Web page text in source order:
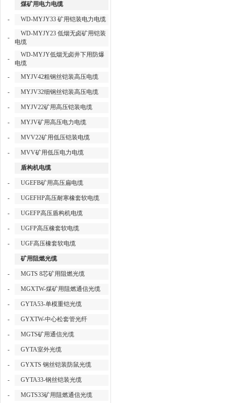
煤矿用电力电缆
- WD-MYJY33 矿用铠装电力电缆
-
WD-MYJY23 低烟无卤矿用铠装
电缆
-
WD-MYJY低烟无卤井下用防爆
电缆
-
MYJV42粗钢丝铠装高压电缆
- MYJV32细钢丝铠装高压电缆
- MYJV22矿用高压铠装电缆
- MYJV矿用高压电力电缆
- MVV22矿用低压铠装电缆
- MVV矿用低压电力电缆
盾构机电缆
- UGEFB矿用高压扁电缆
- UGEFHP高压耐寒橡套软电缆
- UGEFP高压盾构机电缆
- UGFP高压橡套软电缆
- UGF高压橡套软电缆
矿用阻燃光缆
- MGTS 8芯矿用阻燃光缆
- MGXTW-煤矿用阻燃通信光缆
- GYTA53-单模重铠光缆
- GYXTW-中心松套管光纤
- MGTS矿用通信光缆
- GYTA室外光缆
- GYXTS 钢丝铠装防鼠光缆
- GYTA33-钢丝铠装光缆
- MGTS33矿用阻燃通信光缆